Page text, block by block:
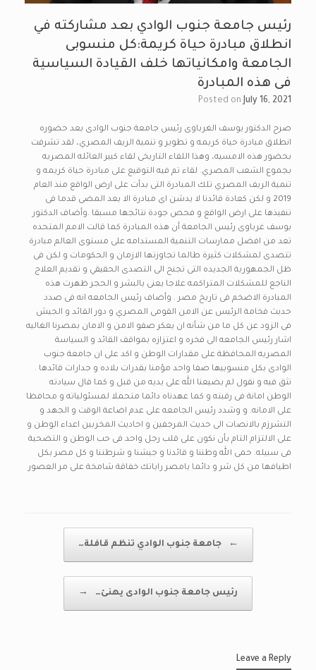
رئيس جامعة جنوب الوادي بعد مشاركته في
انطلاق مبادرة حياة كريمة:كل منسوبى
الجامعة وامكانياتها خلف القيادة السياسية
فى هذه المبادرة
Posted on July 16, 2021
صرح الدكتور يوسف الغرباوى رئيس جامعة جنوب الوادى بعد حضوره
انطلاق مبادرة حياة كريمه و تطوير و تنمية الريف المصري، لقد تشرفت
بحضور هذه الامسيه، وهذا اللقاء التاريخى لقاء كبير العائله المصريه
بجموع الشعب المصري. لقاء تم فيه التوقيع على مبادرة حياة كريمه و
تنمية الريف المصري تلك المبادرة التى بدأت على ارض الواقع منذ العام
2019 و لكن كعادة قائدنا لا يدشن اى مبادرة الا بعد المضى قدما فى
تنفيذها على ارض الواقع و فحص جودة نتائجها مسبقا .وأضاف الدكتور
يوسف غرباوى رئيس الجامعة أن هذه المبادرة كما قالت الامم المتحده
تعد من افضل ممارسات التنمية المستدامه على مستوى العالم مبادرة
تتصدى لمشكلات كثيرة طالما تجاوزتها الازمان و الحكومات و لكن فى
ظل الجمهورية الجديده التى تجنح الى التصدى الحقيقي و تقديم العلاج
الناجع للمشكلات المتراكمه علاجا يعنى بالبشر و الحجر ظهرت هذه
المبادرة الاضخم فى تاريخ مصر . وأضاف رئيس الجامعه انه فى صدد
حديث فخامة الرئيس عن الامن القومى المصري و دور القائد و الجيش
فى الزود عن كل ما من شأنه ان يعكر صفو الامن و الامان بمصرنا الغاليه
اشار رئيس الجامعه الى فخره و اعتزازه بمواقف القائد و السياسة
المصريه المحافظة على مقدارات الوطن و اكد على ان جامعة جنوب
الوادى بكل منسوبيها صفا واحد مؤمنا بقدرات بلاده و جدارات قائدها .
نثق فيه و نقول لم يضيعنا الله على يديه من قبل و كما قال سيادته
الوطن امانة فى رقبته و كما عهدناه دائما متحملا لمسئولياته و محافظا
على الامانه. و وشدد رئيس الجامعه على عدم اضاعة الوقت و الجهد و
التشرزم بالانصات الى حديث المرجفين و احاديث المخربين اعداء الوطن و
على الالتزام التام بأن نكون على قلب رجل واحد فى حب الوطن و التضحية
فى سبيله. حمى الله وطننا و قائدنا و جيشنا و شرطتنا و كل مصر بكل
اطيافها من كل شر و دائما يامصر راياتك خفاقة شامخة على مر العصور
← جامعة جنوب الوادي تنظم قافلة…
رئيس جامعة جنوب الوادى يهنئ… →
Leave a Reply